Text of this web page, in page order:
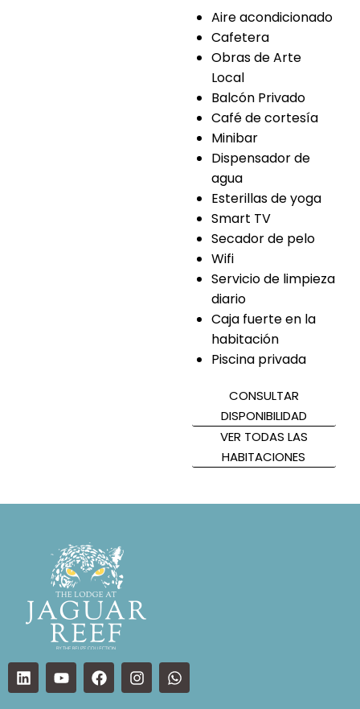
Aire acondicionado
Cafetera
Obras de Arte
Local
Balcón Privado
Café de cortesía
Minibar
Dispensador de
agua
Esterillas de yoga
Smart TV
Secador de pelo
Wifi
Servicio de limpieza
diario
Caja fuerte en la
habitación
Piscina privada
CONSULTAR
DISPONIBILIDAD
VER TODAS LAS
HABITACIONES